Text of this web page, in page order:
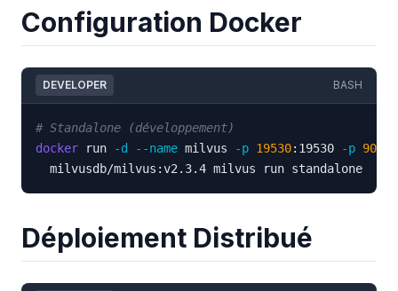
Configuration Docker
DEVELOPER BASH
# Standalone (développement)
docker run -d --name milvus -p 19530:19530 -p 9091
  milvusdb/milvus:v2.3.4 milvus run standalone
Déploiement Distribué